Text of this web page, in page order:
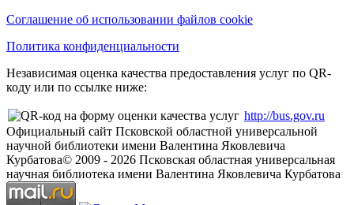
Соглашение об использовании файлов cookie
Политика конфиденциальности
Независимая оценка качества предоставления услуг по QR-
коду или по ссылке ниже:
http://bus.gov.ru
Официальный сайт Псковской областной универсальной
научной библиотеки имени Валентина Яковлевича
Курбатова© 2009 - 2026 Псковская областная универсальная
научная библиотека имени Валентина Яковлевича Курбатова